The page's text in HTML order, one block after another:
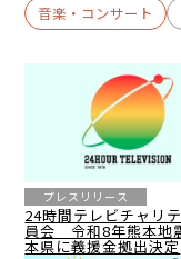
音楽・コンサート
プレスリリース
24時間テレビチャリ
員会 令和8年熊本地
本県に義援金拠出決定